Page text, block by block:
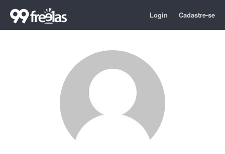
Login Cadastre-se